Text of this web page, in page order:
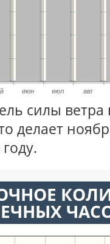
июн июл авг
силы ветра
делает